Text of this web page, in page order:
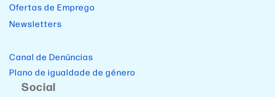
Ofertas de Emprego
Newsletters
Canal de Denúncias
Plano de igualdade de género
Social